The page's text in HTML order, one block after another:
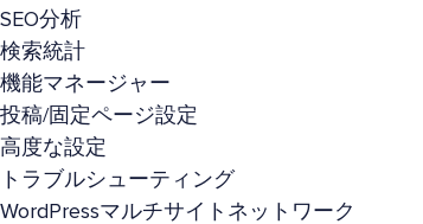
SEO分析
検索統計
機能マネージャー
投稿/固定ページ設定
高度な設定
トラブルシューティング
WordPressマルチサイトネットワーク